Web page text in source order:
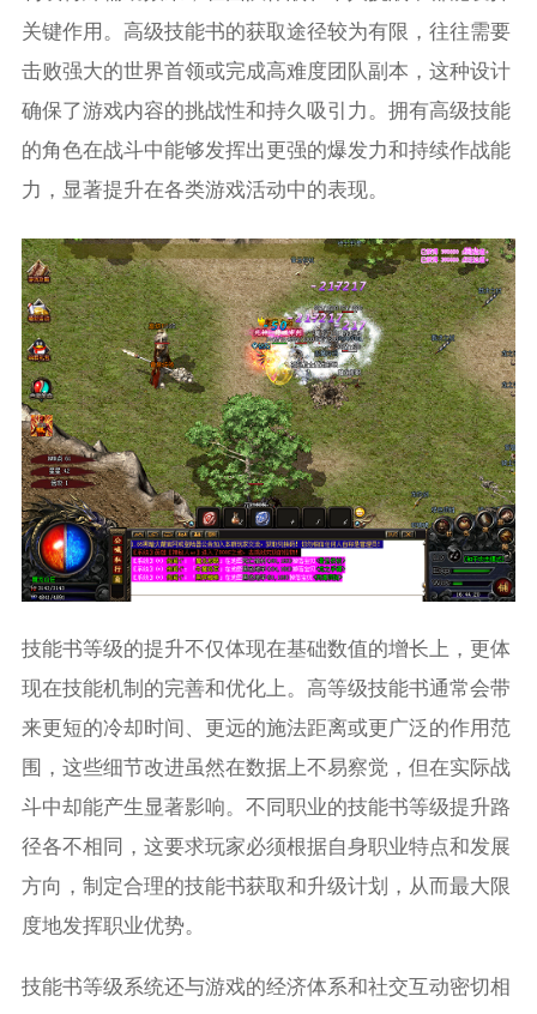
关键作用。高级技能书的获取途径较为有限，往往需要
击败强大的世界首领或完成高难度团队副本，这种设计
确保了游戏内容的挑战性和持久吸引力。拥有高级技能
的角色在战斗中能够发挥出更强的爆发力和持续作战能
力，显著提升在各类游戏活动中的表现。
技能书等级的提升不仅体现在基础数值的增长上，更体
现在技能机制的完善和优化上。高等级技能书通常会带
来更短的冷却时间、更远的施法距离或更广泛的作用范
围，这些细节改进虽然在数据上不易察觉，但在实际战
斗中却能产生显著影响。不同职业的技能书等级提升路
径各不相同，这要求玩家必须根据自身职业特点和发展
方向，制定合理的技能书获取和升级计划，从而最大限
度地发挥职业优势。
技能书等级系统还与游戏的经济体系和社交互动密切相